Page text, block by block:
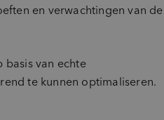
en verwachtingen van de
basis van echte
te kunnen optimaliseren.